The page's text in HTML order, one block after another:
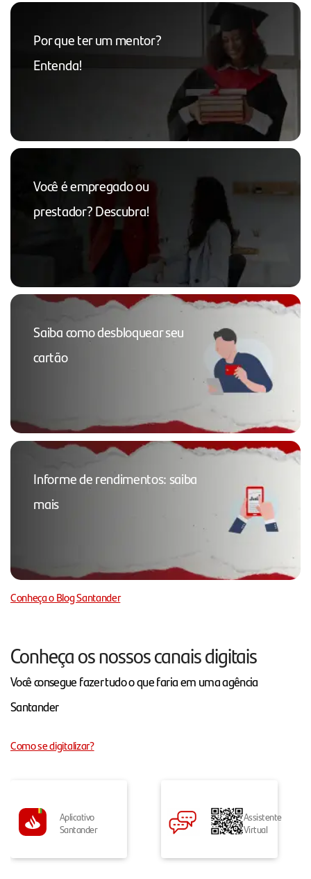
Por que ter um mentor?
Entenda!
Você é empregado ou
prestador? Descubra!
Saiba como desbloquear seu
cartão
Informe de rendimentos: saiba
mais
Conheça o Blog Santander
Conheça os nossos canais digitais
Você consegue fazer tudo o que faria em uma agência
Santander
Como se digitalizar?
Aplicativo
Santander
Assistente
Virtual